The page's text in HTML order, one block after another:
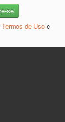
Termos de Uso e